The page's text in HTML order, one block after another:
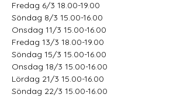
Fredag 6/3 18.00-19.00
Söndag 8/3 15.00-16.00
Onsdag 11/3 15.00-16.00
Fredag 13/3 18.00-19.00
Söndag 15/3 15.00-16.00
Onsdag 18/3 15.00-16.00
Lördag 21/3 15.00-16.00
Söndag 22/3 15.00-16.00